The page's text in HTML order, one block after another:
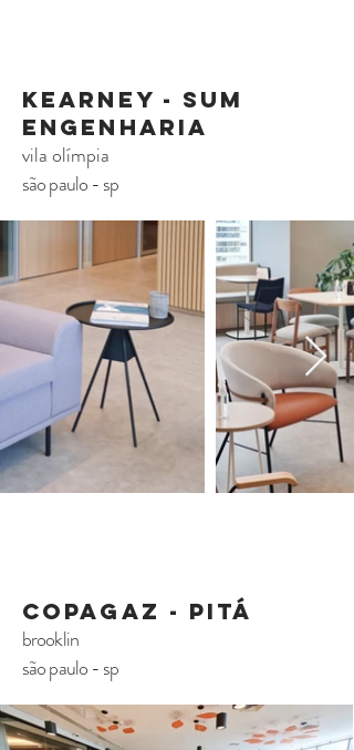
Kearney - sum
engenharia
vila olímpia
são paulo - sp
copagaz - pitá
brooklin
são paulo - sp